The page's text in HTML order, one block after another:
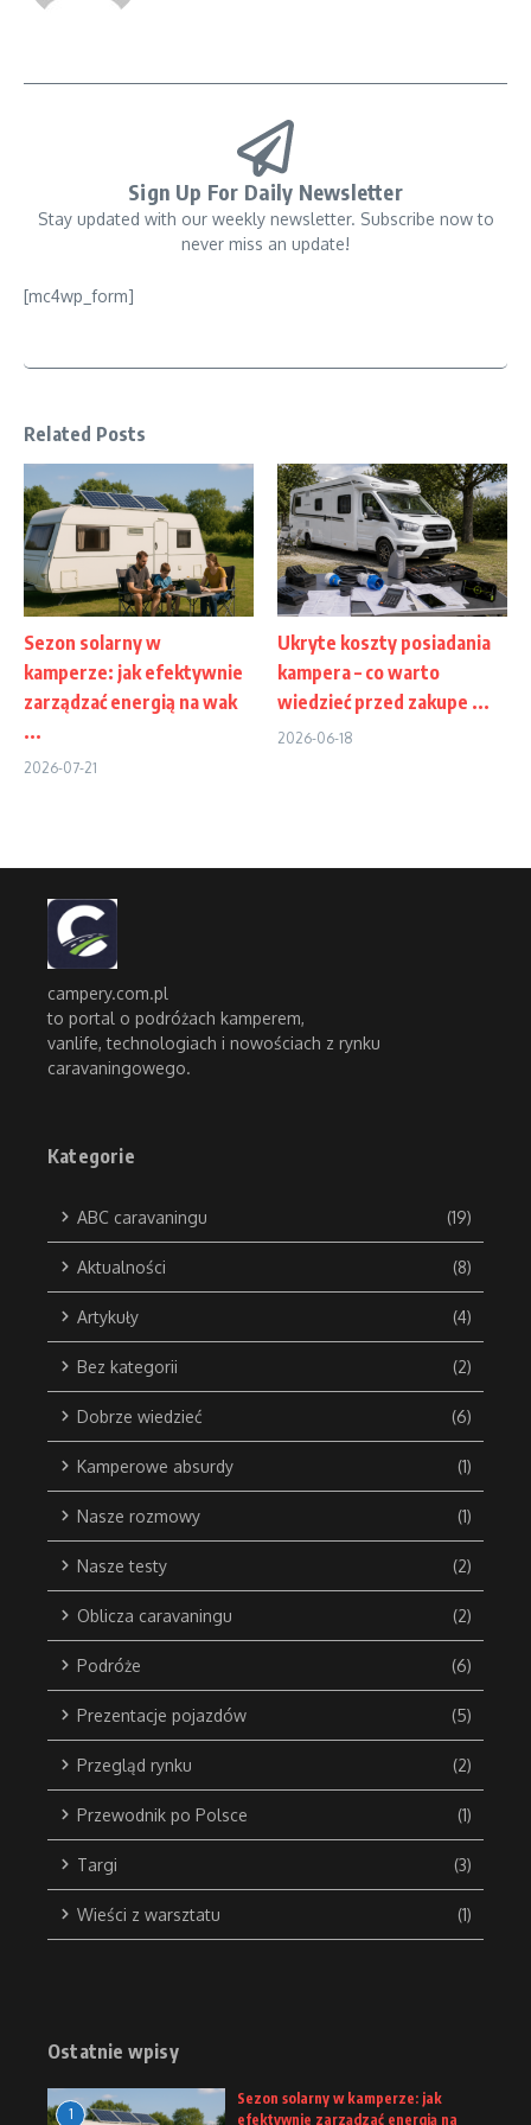
Sign Up For Daily Newsletter
Stay updated with our weekly newsletter. Subscribe now to
never miss an update!
[mc4wp_form]
Related Posts
Sezon solarny w
kamperze: jak efektywnie
zarządzać energią na wak
...
2026-07-21
Ukryte koszty posiadania
kampera – co warto
wiedzieć przed zakupe ...
2026-06-18
campery.com.pl
to portal o podróżach kamperem,
vanlife, technologiach i nowościach z rynku
caravaningowego.
Kategorie
ABC caravaningu (19)
Aktualności (8)
Artykuły (4)
Bez kategorii (2)
Dobrze wiedzieć (6)
Kamperowe absurdy (1)
Nasze rozmowy (1)
Nasze testy (2)
Oblicza caravaningu (2)
Podróże (6)
Prezentacje pojazdów (5)
Przegląd rynku (2)
Przewodnik po Polsce (1)
Targi (3)
Wieści z warsztatu (1)
Ostatnie wpisy
1
Sezon solarny w kamperze: jak
efektywnie zarządzać energią na